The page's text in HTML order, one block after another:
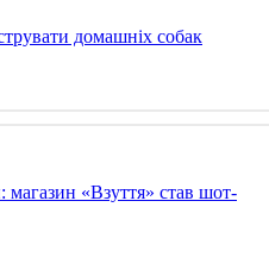
домашніх собак
«Взуття» став шот-